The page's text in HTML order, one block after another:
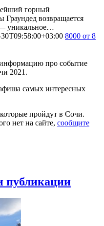
горный
Граундед возвращается
— уникальное…
8000 от 8
про событие
2021.
самых интересных
пройдут в Сочи.
нет на сайте, сообщите
публикации